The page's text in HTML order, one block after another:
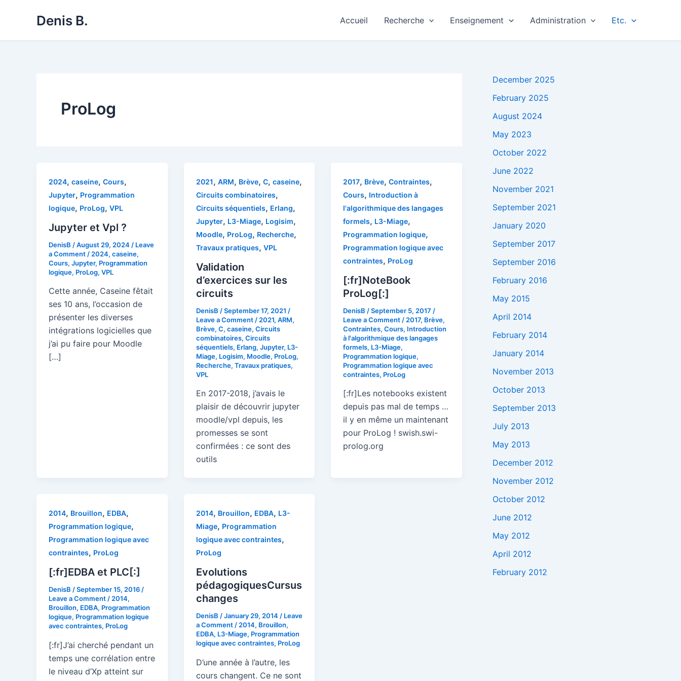
Denis B. Accueil Recherche Enseignement Administration Etc.
ProLog
2024, caseine, Cours,
Jupyter, Programmation
logique, ProLog, VPL
Jupyter et Vpl ?
DenisB /August 29, 2024 / Leave
a Comment / 2024, caseine,
Cours, Jupyter, Programmation
logique, ProLog, VPL
Cette année, Caseine fêtait
ses 10 ans, l’occasion de
présenter les diverses
intégrations logicielles que
j’ai pu faire pour Moodle
[…]
2021, ARM, Brève, C, caseine,
Circuits combinatoires,
Circuits séquentiels, Erlang,
Jupyter, L3-Miage, Logisim,
Moodle, ProLog, Recherche,
Travaux pratiques, VPL
Validation
d’exercices sur les
circuits
DenisB /September 17, 2021 /
Leave a Comment / 2021, ARM,
Brève, C, caseine, Circuits
combinatoires, Circuits
séquentiels, Erlang, Jupyter, L3-
Miage, Logisim, Moodle, ProLog,
Recherche, Travaux pratiques,
VPL
En 2017-2018, j’avais le
plaisir de découvrir jupyter
moodle/vpl depuis, les
promesses se sont
confirmées : ce sont des
outils
2017, Brève,Contraintes,
Cours, Introduction à
l'algorithmique des langages
formels, L3-Miage,
Programmation logique,
Programmation logique avec
contraintes, ProLog
[:fr]NoteBook
ProLog[:]
DenisB /September 5, 2017 /
Leave a Comment / 2017, Brève,
Contraintes,Cours, Introduction
à l'algorithmique des langages
formels, L3-Miage,
Programmation logique,
Programmation logique avec
contraintes, ProLog
[:fr]Les notebooks existent
depuis pas mal de temps …
il y en même un maintenant
pour ProLog ! swish.swi-
prolog.org
2014, Brouillon, EDBA,
Programmation logique,
Programmation logique avec
contraintes, ProLog
[:fr]EDBA et PLC[:]
DenisB /September 15, 2016 /
Leave a Comment / 2014,
Brouillon, EDBA, Programmation
logique, Programmation logique
avec contraintes, ProLog
[:fr]J’ai cherché pendant un
temps une corrélation entre
le niveau d’Xp atteint sur
2014, Brouillon, EDBA, L3-
Miage, Programmation
logique avec contraintes,
ProLog
Evolutions
pédagogiquesCursus
changes
DenisB /January 29, 2014 / Leave
a Comment / 2014, Brouillon,
EDBA, L3-Miage, Programmation
logique avec contraintes, ProLog
D’une année à l’autre, les
cours changent. Ce ne sont
December 2025
February 2025
August 2024
May 2023
October 2022
June 2022
November 2021
September 2021
January 2020
September 2017
September 2016
February 2016
May 2015
April 2014
February 2014
January 2014
November 2013
October 2013
September 2013
July 2013
May 2013
December 2012
November 2012
October 2012
June 2012
May 2012
April 2012
February 2012